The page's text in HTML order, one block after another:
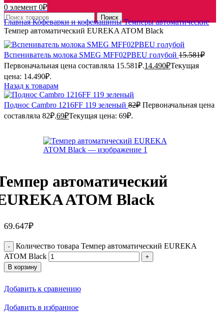
0 элемент 0₽
Поиск
ГлавнаяКофеварки и кофемашиныТемперы автоматические
Темпер автоматический EUREKA ATOM Black
Вспениватель молока SMEG MFF02PBEU голубой 15.581₽
Первоначальная цена составляла 15.581₽.14.490₽Текущая
цена: 14.490₽.
Назад к товарам
Поднос Cambro 1216FF 119 зеленый 82₽ Первоначальная цена
составляла 82₽.69₽Текущая цена: 69₽.
автоматический
ATOM Black
69.647₽
Количество товара Темпер автоматический EUREKA
ATOM Black
В корзину
Добавить к сравнению
Добавить в избранное